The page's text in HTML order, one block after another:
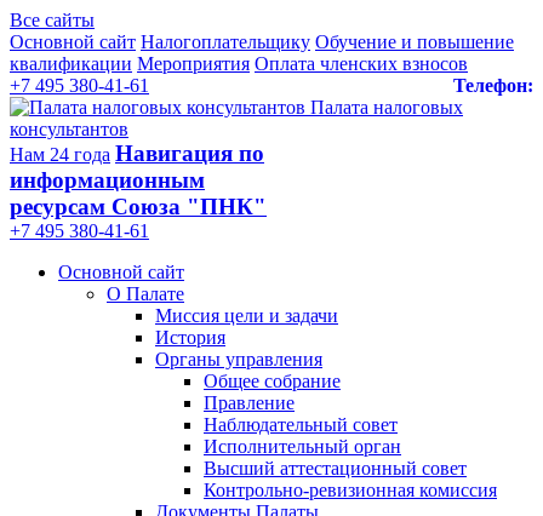
Все сайты
Основной сайт Налогоплательщику Обучение и повышение
квалификации Мероприятия Оплата членских взносов
Телефон:
+7 495 380-41-61
Палата налоговых
консультантов
Нам 24 года Навигация по
информационным
ресурсам Союза "ПНК"
+7 495 380‑41‑61
Основной сайт
О Палате
Миссия цели и задачи
История
Органы управления
Общее собрание
Правление
Наблюдательный совет
Исполнительный орган
Высший аттестационный совет
Контрольно-ревизионная комиссия
Документы Палаты